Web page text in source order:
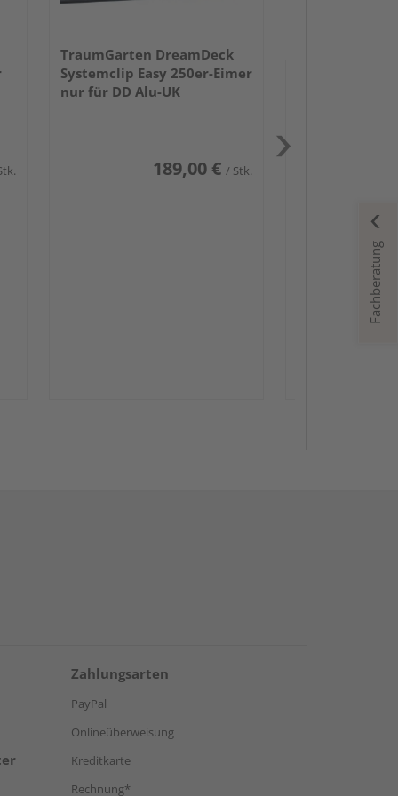
TraumGarten DreamDeck
Systemclip Easy 250er-Eimer
nur für DD Alu-UK
189,00 € / Stk.
Fachberatung
Zahlungsarten
PayPal
Onlineüberweisung
Kreditkarte
Rechnung*